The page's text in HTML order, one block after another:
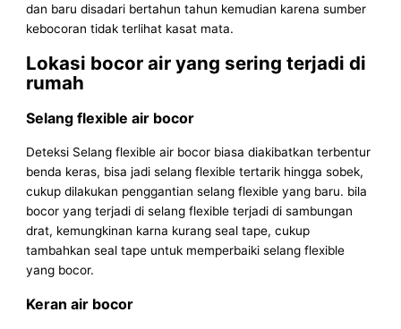
dan baru disadari bertahun tahun kemudian karena sumber
kebocoran tidak terlihat kasat mata.
Lokasi bocor air yang sering terjadi di
rumah
Selang flexible air bocor
Deteksi Selang flexible air bocor biasa diakibatkan terbentur
benda keras, bisa jadi selang flexible tertarik hingga sobek,
cukup dilakukan penggantian selang flexible yang baru. bila
bocor yang terjadi di selang flexible terjadi di sambungan
drat, kemungkinan karna kurang seal tape, cukup
tambahkan seal tape untuk memperbaiki selang flexible
yang bocor.
Keran air bocor